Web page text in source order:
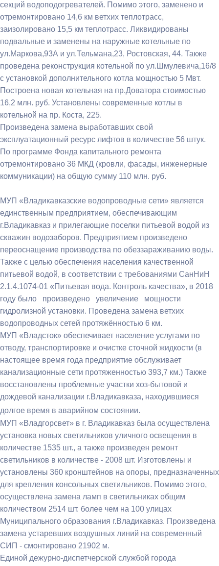
секций водоподогревателей. Помимо этого, заменено и
отремонтировано 14,6 км ветхих теплотрасс,
заизолировано 15,5 км теплотрасс. Ликвидированы
подвальные и заменены на наружные котельные по
ул.Маркова,93А и ул.Тельмана,23, Ростовская, 44. Также
проведена реконструкция котельной по ул.Шмулевича,16/8
с установкой дополнительного котла мощностью 5 Мвт.
Построена новая котельная на пр.Доватора стоимостью
16,2 млн. руб. Установлены современные котлы в
котельной на пр. Коста, 225.
Произведена замена выработавших свой
эксплуатационный ресурс лифтов в количестве 56 штук.
По программе Фонда капитального ремонта
отремонтировано 36 МКД (кровли, фасады, инженерные
коммуникации) на общую сумму 110 млн. руб.
МУП «Владикавказские водопроводные сети» является
единственным предприятием, обеспечивающим
г.Владикавказ и прилегающие поселки питьевой водой из
скважин водозаборов. Предприятием произведено
переоснащение производства по обеззараживанию воды.
Также с целью обеспечения населения качественной
питьевой водой, в соответствии с требованиями СанНиН
2.1.4.1074-01 «Питьевая вода. Контроль качества», в 2018
году было произведено увеличение мощности
гидролизной установки. Проведена замена ветхих
водопроводных сетей протяжённостью 6 км.
МУП «Владсток» обеспечивает население услугами по
отводу, транспортировке и очистке сточной жидкости (в
настоящее время года предприятие обслуживает
канализационные сети протяженностью 393,7 км.) Также
восстановлены проблемные участки хоз-бытовой и
дождевой канализации г.Владикавказа, находившиеся
долгое время в аварийном состоянии.
МУП «Владгорсвет» в г. Владикавказ была осуществлена
установка новых светильников уличного освещения в
количестве 1535 шт., а также произведен ремонт
светильников в количестве - 2008 шт. Изготовлены и
установлены 360 кронштейнов на опоры, предназначенных
для крепления консольных светильников. Помимо этого,
осуществлена замена ламп в светильниках общим
количеством 2514 шт. более чем на 100 улицах
Муниципального образования г.Владикавказ. Произведена
замена устаревших воздушных линий на современный
СИП - смонтировано 21902 м.
Единой дежурно-диспетчерской службой города